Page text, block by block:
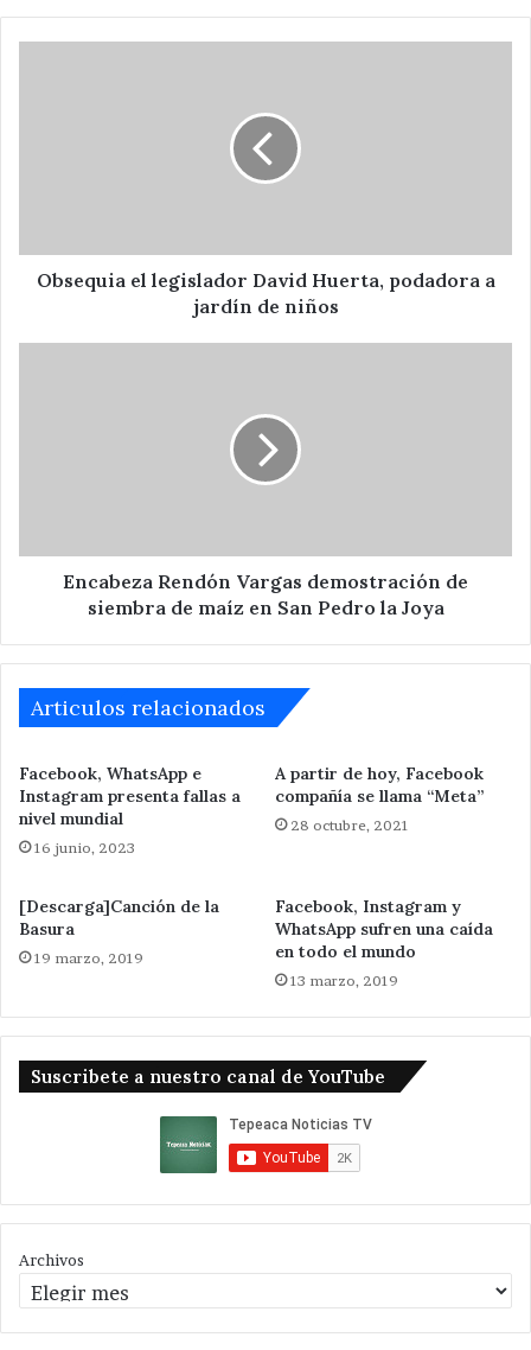
de
niños
Obsequia el legislador David Huerta, podadora a
jardín de niños
en
Encabeza Rendón Vargas demostración de
siembra de maíz en San Pedro la Joya
Articulos relacionados
Facebook, WhatsApp e
Instagram presenta fallas a
nivel mundial
16 junio, 2023
A partir de hoy, Facebook
compañía se llama “Meta”
28 octubre, 2021
[Descarga]Canción de la
Basura
19 marzo, 2019
Facebook, Instagram y
WhatsApp sufren una caída
en todo el mundo
13 marzo, 2019
Suscribete a nuestro canal de YouTube
Archivos